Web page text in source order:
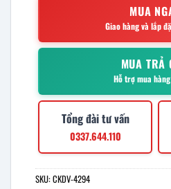
MUA
Giao hàng và lắp
MUA TRẢ
Hỗ trợ mua
Tổng đài tư vấn
0337.644.110
SKU:CKDV-4294